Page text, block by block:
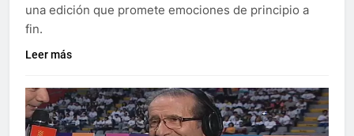
una edición que promete emociones de principio a
fin.
Leer más